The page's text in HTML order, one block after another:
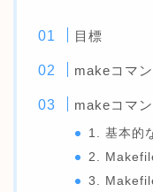
目標
makeコマ
makeコマ
1. 基本的
2.
3.